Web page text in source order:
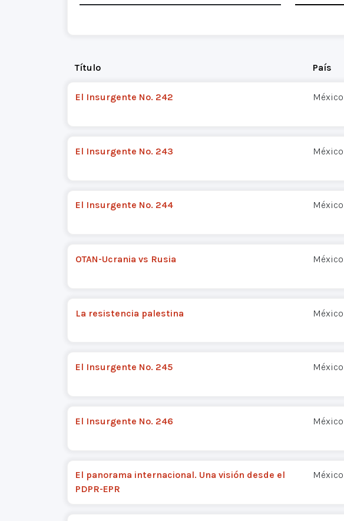
Título País
El Insurgente No. 242 México
El Insurgente No. 243 México
El Insurgente No. 244 México
OTAN-Ucrania vs Rusia México
La resistencia palestina México
El Insurgente No. 245 México
El Insurgente No. 246 México
El panorama internacional. Una visión desde el
PDPR-EPR
México